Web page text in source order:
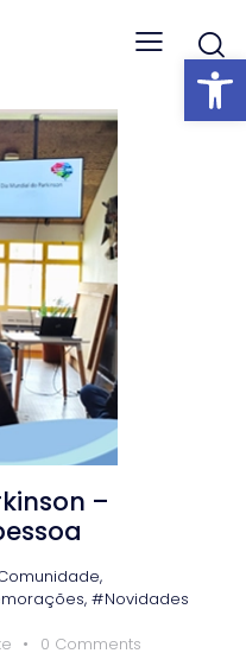
Abrir barra
–
,
, #Novidades
0 Comments